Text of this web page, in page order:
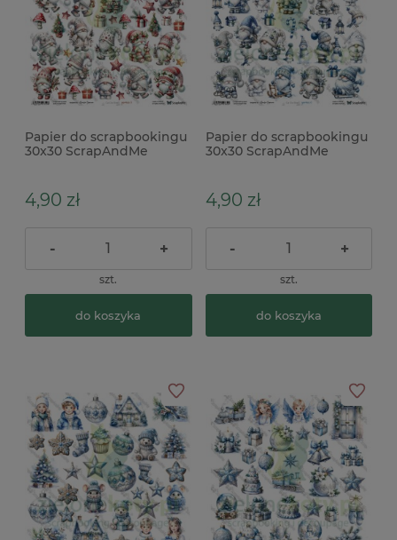
Papier do scrapbookingu
30x30 ScrapAndMe
4,90 zł
- +
szt.
do koszyka
Papier do scrapbookingu
30x30 ScrapAndMe
4,90 zł
- +
szt.
do koszyka